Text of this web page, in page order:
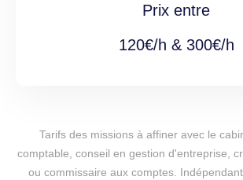
Prix entre
120€/h & 300€/h
Tarifs des missions à affiner avec le
comptable, conseil en gestion d'entreprise,
ou commissaire aux comptes.